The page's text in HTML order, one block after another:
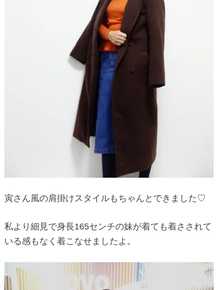
寅さん風の肩掛けスタイルもちゃんとできました♡
私より細見で身長165センチの妹が着ても着さされて
いる感もなく着こなせましたよ。